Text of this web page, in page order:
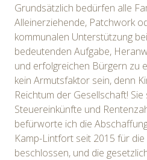
Grundsätzlich bedürfen alle
Alleinerziehende, Patchwork
kommunalen Unterstützung
bedeutenden Aufgabe,
und erfolgreichen Bürgern zu
kein Armutsfaktor sein, denn
Reichtum der Gesellschaft!
Steuereinkünfte und
befürworte ich die
Kamp-Lintfort seit 2015 für
beschlossen, und die